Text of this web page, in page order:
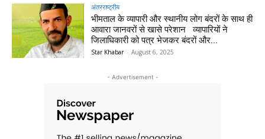
अंतरराष्ट्रीय
भीमताल के व्यापारी और स्थानीय लोग बंदरों के साथ ही
आवारा जानवरों से खासे परेशान व्यापारियों ने
जिलाधिकारी को पत्र भेजकर बंदरों और...
Star Khabar - August 6, 2025
- Advertisement -